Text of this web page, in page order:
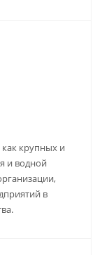
как крупных и
и водной
в